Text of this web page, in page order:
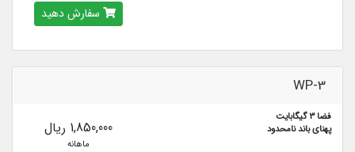
سفارش دهید
WP-3
فضا 3 گیگابایت
پهنای باند نامحدود
1,850,000 ریال
ماهانه